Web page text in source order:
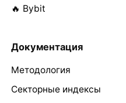
🔥 Bybit
Документация
Методология
Секторные индексы